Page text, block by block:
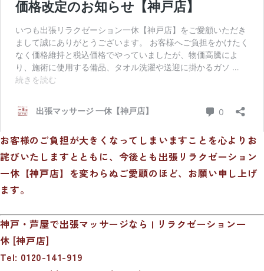
お客様のご負担が大きくなってしまいますことを心よりお
詫びいたしますとともに、今後とも出張リラクゼーション
一休【神戸店】を変わらぬご愛顧のほど、お願い申し上げ
ます。
神戸・芦屋で出張マッサージなら | リラクゼーション一
休 [神戸店]
Tel: 0120-141-919